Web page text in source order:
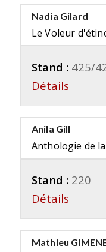
Nadia Gilard
Le Voleur
Stand : 425/
Détails
Anila Gill
Anthologie de
Stand : 220
Détails
Mathieu